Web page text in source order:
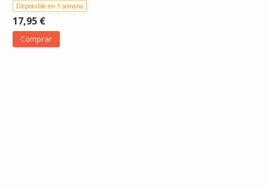
Disponible en 1 semana
17,95 €
Comprar